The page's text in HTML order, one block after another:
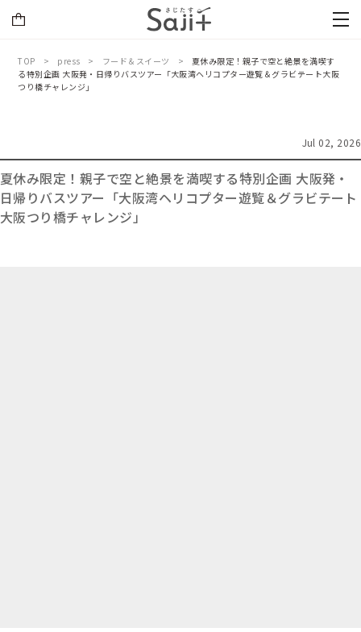
TOP press フード＆スイーツ
夏休み限定！親子で空と絶景を満喫す
る特別企画 大阪発・日帰りバスツアー「大阪湾ヘリコプター遊覧＆グラビテート大阪
つり橋チャレンジ」
Jul 02, 2026
夏休み限定！親子で空と絶景を満喫する特別企画 大阪発・
日帰りバスツアー「大阪湾ヘリコプター遊覧＆グラビテート
大阪つり橋チャレンジ」